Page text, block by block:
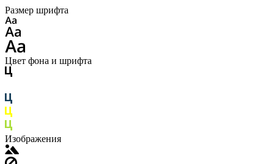
Размер шрифта
Цвет фона и шрифта
Изображения